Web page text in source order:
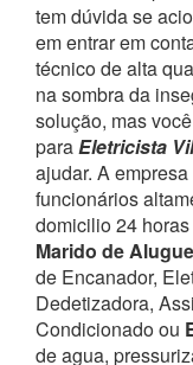
tem dúvida se
em entrar em
técnico de alta
na sombra da
solução, mas
paraEletricista
ajudar. A empresa
funcionários
domicilio 24
Marido de
de Encanador,
Dedetizadora,
Condicionado ou
de agua,